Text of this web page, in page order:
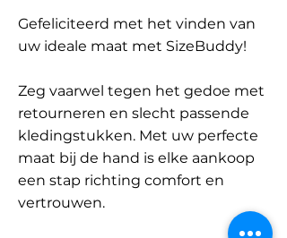
Gefeliciteerd met het vinden van
uw ideale maat met SizeBuddy!
Zeg vaarwel tegen het gedoe met
retourneren en slecht passende
kledingstukken. Met uw perfecte
maat bij de hand is elke aankoop
een stap richting comfort en
vertrouwen.